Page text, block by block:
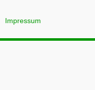
Impressum